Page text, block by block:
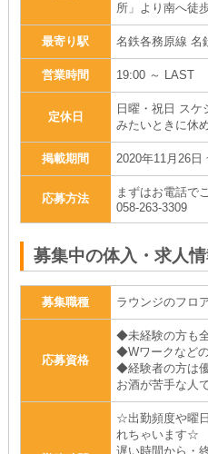
所」より南へ徒
最寄り駅 名鉄各務原線 名
営業時間 19:00 ～ LAST
定休日
日曜・祝日 スケ
みたいときに休
掲載期間 2020年11月26日
応募方法
まずはお電話で
058-263-3309
募集中の体入・求人
募集職種 ラウンジのフロ
応募資格
◆未経験の方も
◆Wワークなど
◆経験者の方は
お酒が苦手な人
☆出勤頻度や曜
れちゃいます☆
遅い時間から・